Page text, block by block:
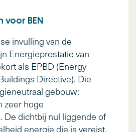
BEN
invulling van de
Energieprestatie van
als EPBD (Energy
Directive). Die
gebouw:
zeer hoge
De dichtbij nul liggende of
energie die is vereist,